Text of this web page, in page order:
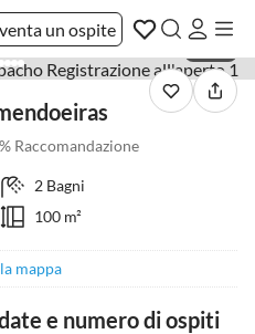
un ospite
Raccomandazione
2 Bagni
100 m²
mappa
e numero di ospiti